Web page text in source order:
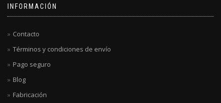
INFORMACIÓN
Contacto
Términos y condiciones de envío
Pago seguro
Blog
Fabricación